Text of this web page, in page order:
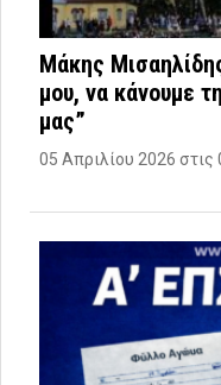
Μάκης
μου, να κάνουμε
μας”
05 Απριλίου 2026 στις